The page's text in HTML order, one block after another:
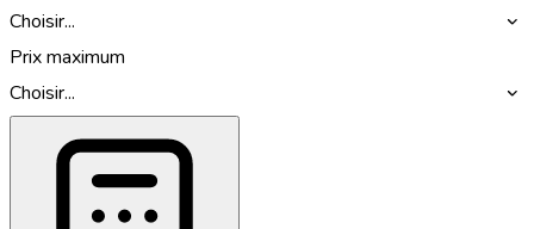
Choisir...
Prix maximum
Choisir...